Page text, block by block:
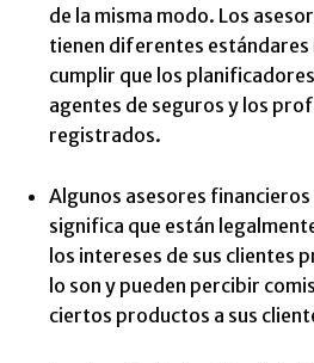
de la misma modo. Los
tienen diferentes
cumplir que los
agentes de seguros y los
registrados.
Algunos asesores
significa que están
los intereses de sus clientes
lo son y pueden percibir
ciertos productos a sus